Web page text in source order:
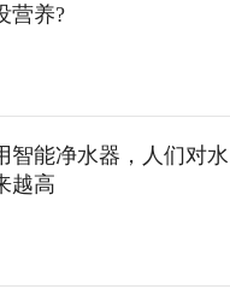
营养?
智能净水器，人们对水
越高